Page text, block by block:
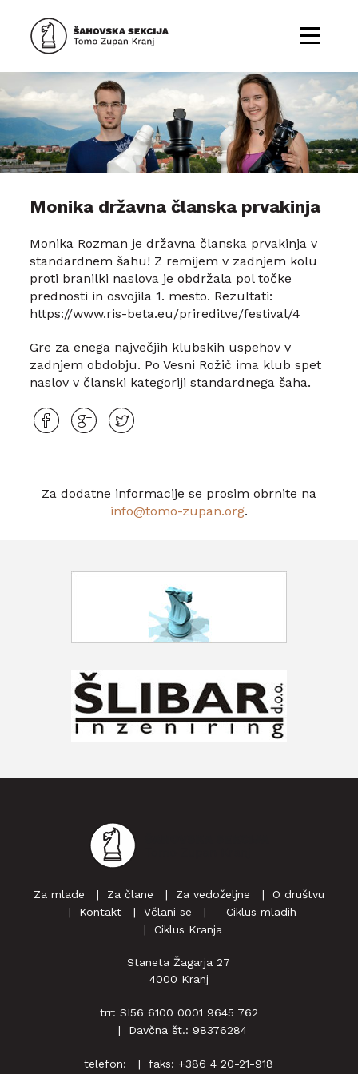
Monika državna članska prvakinja
Monika Rozman je državna članska prvakinja v
standardnem šahu! Z remijem v zadnjem kolu
proti branilki naslova je obdržala pol točke
prednosti in osvojila 1. mesto. Rezultati:
https://www.ris-beta.eu/prireditve/festival/4
Gre za enega največjih klubskih uspehov v
zadnjem obdobju. Po Vesni Rožič ima klub spet
naslov v članski kategoriji standardnega šaha.
Za dodatne informacije se prosim obrnite na
info@tomo-zupan.org.
Za mlade Za člane Za vedoželjne
O društvu
Kontakt
Včlani se
‎ ‎‎ ‎ Ciklus mladih
Ciklus Kranja
Staneta Žagarja 27
4000 Kranj
trr: SI56 6100 0001 9645 762
Davčna št.: 98376284
telefon: faks: +386 4 20-21-918